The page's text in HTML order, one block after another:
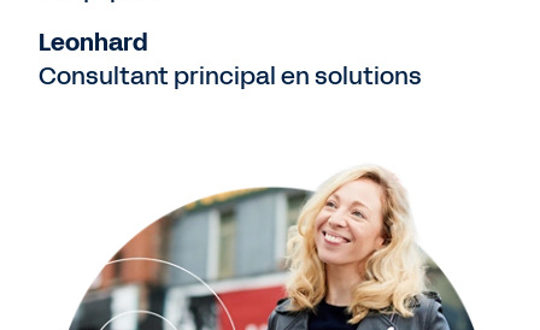
Leonhard
Consultant principal en solutions